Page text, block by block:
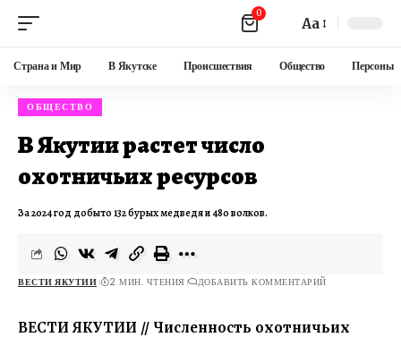
0
Aa
Страна и Мир В Якутске Происшествия Общество Персоны
ОБЩЕСТВО
В Якутии растет число
охотничьих ресурсов
За 2024 год добыто 132 бурых медведя и 480 волков.
ВЕСТИ ЯКУТИИ 2 МИН. ЧТЕНИЯ ДОБАВИТЬ КОММЕНТАРИЙ
ВЕСТИ ЯКУТИИ // Численность охотничьих